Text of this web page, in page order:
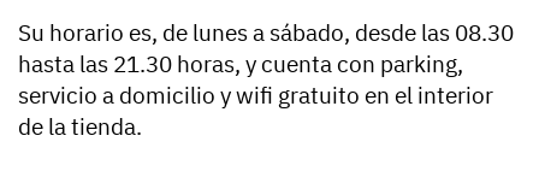
Su horario es, de lunes a sábado, desde las 08.30
hasta las 21.30 horas, y cuenta con parking,
servicio a domicilio y wifi gratuito en el interior
de la tienda.